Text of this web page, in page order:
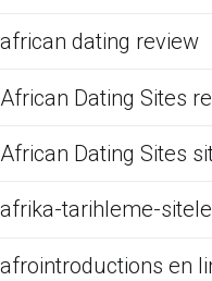
african dating review
African Dating Sites
African Dating Sites
afrika-tarihleme-
afrointroductions en